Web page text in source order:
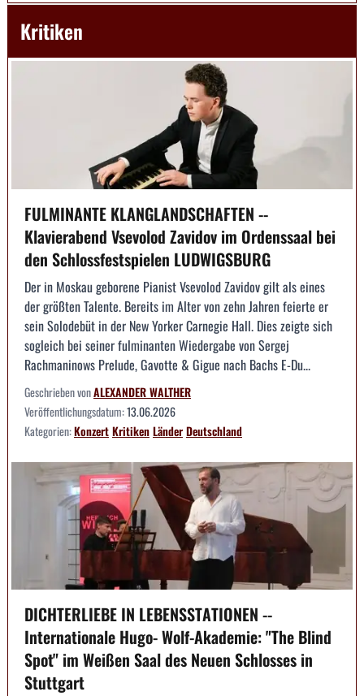
Kritiken
FULMINANTE KLANGLANDSCHAFTEN --
Klavierabend Vsevolod Zavidov im Ordenssaal bei
den Schlossfestspielen LUDWIGSBURG
Der in Moskau geborene Pianist Vsevolod Zavidov gilt als eines
der größten Talente. Bereits im Alter von zehn Jahren feierte er
sein Solodebüt in der New Yorker Carnegie Hall. Dies zeigte sich
sogleich bei seiner fulminanten Wiedergabe von Sergej
Rachmaninows Prelude, Gavotte & Gigue nach Bachs E-Du...
Geschrieben vonALEXANDER WALTHER
Veröffentlichungsdatum:13.06.2026
Kategorien:KonzertKritikenLänderDeutschland
DICHTERLIEBE IN LEBENSSTATIONEN --
Internationale Hugo- Wolf-Akademie: "The Blind
Spot" im Weißen Saal des Neuen Schlosses in
Stuttgart